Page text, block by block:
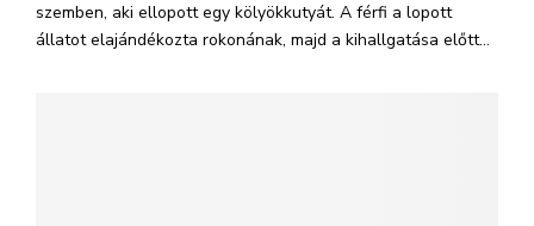
szemben, aki ellopott egy kölyökkutyát. A férfi a lopott
állatot elajándékozta rokonának, majd a kihallgatása előtt...